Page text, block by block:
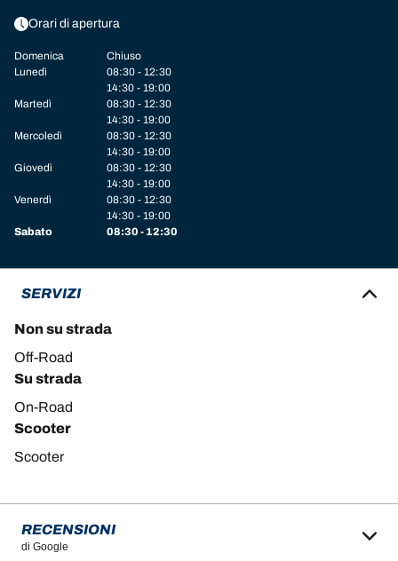
Orari di apertura
Domenica
Chiuso
Lunedì
08:30 - 12:30
14:30 - 19:00
Martedì
08:30 - 12:30
14:30 - 19:00
Mercoledì
08:30 - 12:30
14:30 - 19:00
Giovedì
08:30 - 12:30
14:30 - 19:00
Venerdì
08:30 - 12:30
14:30 - 19:00
Sabato
08:30 - 12:30
SERVIZI
Non su strada
Off-Road
Su strada
On-Road
Scooter
Scooter
RECENSIONI
di Google